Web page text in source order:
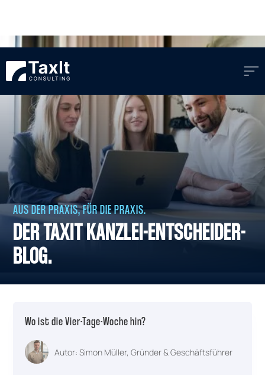
AUS DER PRAXIS, FÜR DIE PRAXIS.
DER TAXIT KANZLEI-ENTSCHEIDER-
BLOG.
Wo ist die Vier-Tage-Woche hin?
Autor: Simon Müller, Gründer & Geschäftsführer